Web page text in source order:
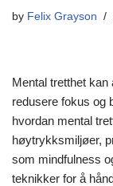
by Felix Grayson
Mental tretthet
redusere fokus og
hvordan mental
høytrykksmiljøer,
som mindfulness
teknikker for å